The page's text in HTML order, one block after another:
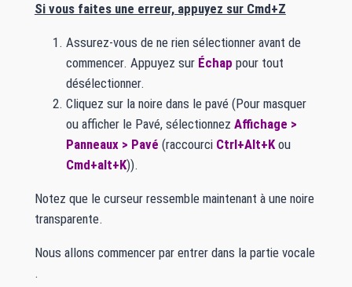
Si vous faites une erreur, appuyez sur Cmd+Z
Assurez-vous de ne rien sélectionner avant de
commencer. Appuyez sur Échap pour tout
désélectionner.
Cliquez sur la noire dans le pavé (Pour masquer
ou afficher le Pavé, sélectionnez Affichage >
Panneaux > Pavé (raccourci Ctrl+Alt+Kou
Cmd+alt+K)).
Notez que le curseur ressemble maintenant à une noire
transparente.
Nous allons commencer par entrer dans la partie vocale
.